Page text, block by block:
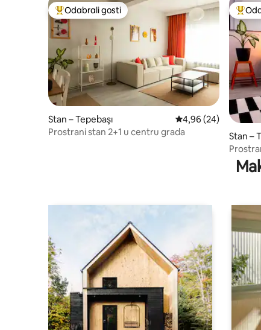
Među najviše rangiranima s oznakom „Odabrali
Odabrali gosti
Stan – Tepebaşı Prosječna ocjena:
4,96 (24)
Prostrani stan 2+1 u centru grada
Stan –